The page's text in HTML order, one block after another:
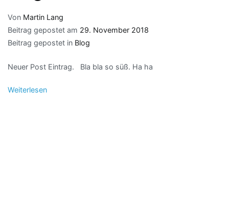
Von Martin Lang
Beitrag gepostet am 29. November 2018
Beitrag gepostet in Blog
Neuer Post Eintrag. Bla bla so süß. Ha ha
Weiterlesen